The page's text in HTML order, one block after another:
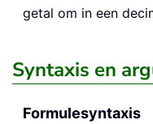
getal om in een
Syntaxis en
Formulesyntaxis